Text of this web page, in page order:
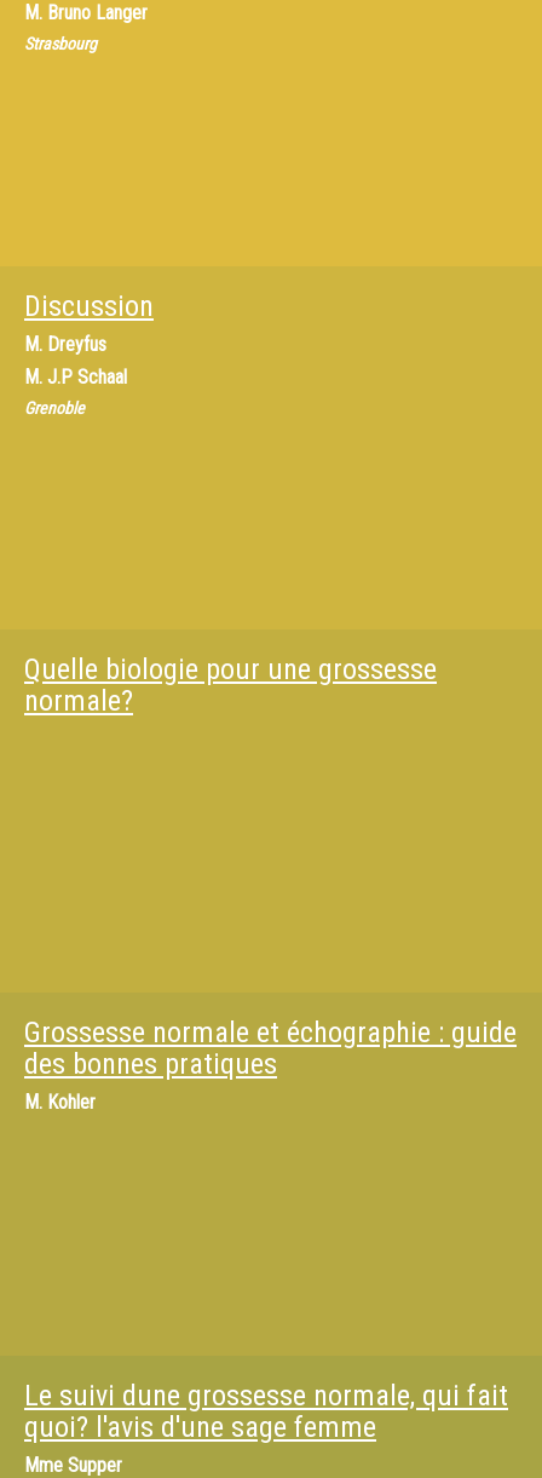
M. Bruno Langer
Strasbourg
Discussion
M. Dreyfus
M. J.P Schaal
Grenoble
Quelle biologie pour une grossesse
normale?
Grossesse normale et échographie : guide
des bonnes pratiques
M. Kohler
Le suivi dune grossesse normale, qui fait
quoi? l'avis d'une sage femme
Mme Supper